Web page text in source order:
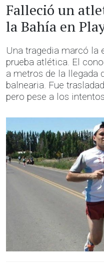
Falleció un
la Bahía en
Una tragedia marcó la
prueba atlética. El
a metros de la llegada
balnearia. Fue
pero pese a los